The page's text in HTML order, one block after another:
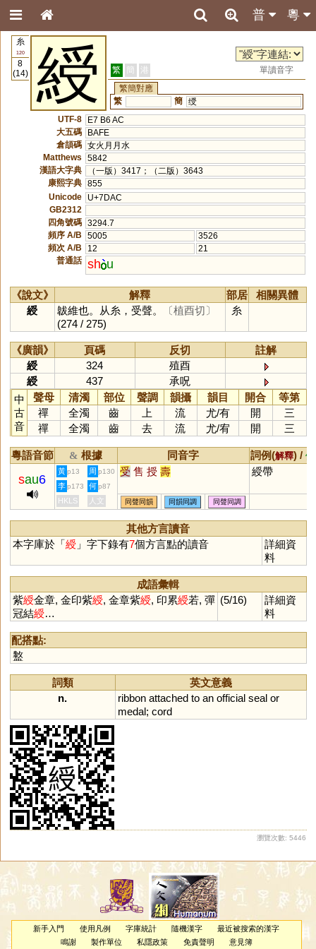
粵
普
糸
120
8
(14)
綬 繁 簡 港
單讀音字
繁簡對應
繁
簡 绶
UTF-8
E7 B6 AC
大五碼
BAFE
倉頡碼 女火月月水
Matthews
5842
漢語大字典
（一版）3417；（二版）3643
康熙字典 855
Unicode
U+7DAC
GB2312
四角號碼 3294.7
頻序 A/B
5005
3526
頻次 A/B
12
21
普通話 sh u
《說文》 解釋 部居
相關異體
綬
韍維也。从糸，受聲。
〔植酉切〕
(274 / 275)
糸
《廣韻》 頁碼 反切
註解
綬
324
殖酉
綬
437
承呪
中
古
音
聲母 清濁 部位 聲調 韻攝 韻目 開合
等第
禪
全濁 齒 上 流 尤/有 開
三
禪
全濁 齒 去 流 尤/宥 開 三
粵語音節 & 根據 同音字 詞例(解釋) /
sau6
黃 p13 周 p130 受 售 授 壽 綬帶
李 p173 何 p87
HKLS 人文 同聲同韻 同韻同調 同聲同調
其他方言讀音
本字庫於「綬」字下錄有7個方言點的讀音
詳細資
料
成語彙輯
紫綬金章, 金印紫綬, 金章紫綬, 印累綬若, 彈
冠結綬…
(5/16)
詳細資
料
配搭點:
盭
詞類
英文意義
n.
ribbon attached to an official seal or
medal; cord
瀏覽次數: 5446
新手入門 使用凡例 字庫統計 隨機漢字
最近被搜索的漢字
鳴謝
製作單位 私隱政策 免責聲明 意見簿